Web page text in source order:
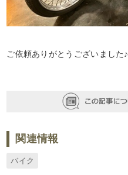
ご依頼ありがとうございました♪
関連情報
バイク